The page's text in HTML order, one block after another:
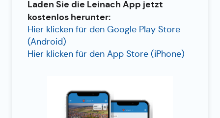
Laden Sie die Leinach App jetzt
kostenlos herunter:
Hier klicken für den Google Play Store
(Android)
Hier klicken für den App Store (iPhone)